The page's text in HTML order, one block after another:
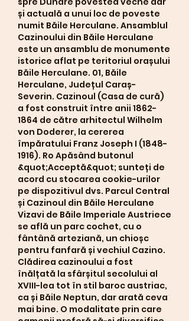
și actuală a unui loc de poveste
numit Băile Herculane. Ansamblul
Cazinoului din Băile Herculane
este un ansamblu de monumente
istorice aflat pe teritoriul orașului
Băile Herculane. 01, Băile
Herculane, Județul Caraș-
Severin. Cazinoul (Casa de cură)
a fost construit între anii 1862-
1864 de către arhitectul Wilhelm
von Doderer, la cererea
împăratului Franz Joseph I (1848-
1916). Ro Apăsând butonul
&quot;Acceptă&quot; sunteți de
acord cu stocarea cookie-urilor
pe dispozitivul dvs. Parcul Central
și Cazinoul din Băile Herculane
Vizavi de Băile Imperiale Austriece
se află un parc cochet, cu o
fântână arteziană, un chioșc
pentru fanfară și vechiul Cazino.
Clădirea cazinoului a fost
înălțată la sfârșitul secolului al
XVIII-lea tot în stil baroc austriac,
ca și Băile Neptun, dar arată ceva
mai bine. O modalitate prin care